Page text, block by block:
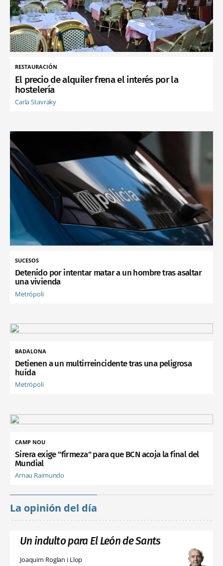
RESTAURACIÓN
El precio de alquiler frena el interés por la
hostelería
Carla Stavraky
SUCESOS
Detenido por intentar matar a un hombre tras asaltar
una vivienda
Metrópoli
BADALONA
Detienen a un multirreincidente tras una peligrosa
huída
Metrópoli
CAMP NOU
Sirera exige "firmeza" para que BCN acoja la final del
Mundial
Arnau Raimundo
La opinión del día
Un indulto para El León de Sants
Joaquim Roglan i Llop